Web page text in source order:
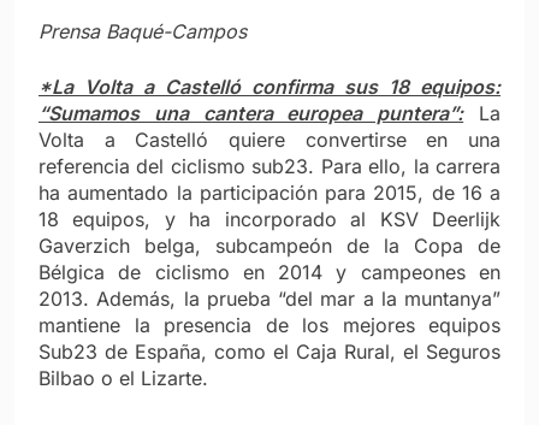
Prensa Baqué-Campos
*La Volta a Castelló confirma sus 18 equipos:
“Sumamos una cantera europea puntera”:La
Volta a Castelló quiere convertirse en una
referencia del ciclismo sub23. Para ello, la carrera
ha aumentado la participación para 2015, de 16 a
18 equipos, y ha incorporado al KSV Deerlijk
Gaverzich belga, subcampeón de la Copa de
Bélgica de ciclismo en 2014 y campeones en
2013. Además, la prueba “del mar a la muntanya”
mantiene la presencia de los mejores equipos
Sub23 de España, como el Caja Rural, el Seguros
Bilbao o el Lizarte.